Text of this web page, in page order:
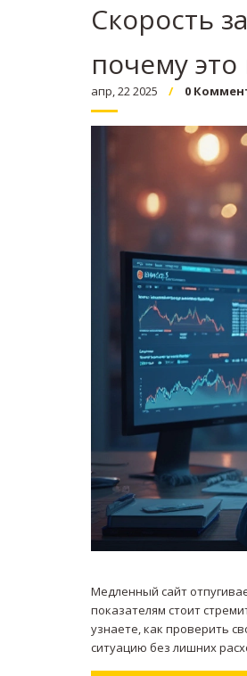
Скорость
почему
апр, 22 2025 0
Медленный сайт
показателям стоит
узнаете, как проверить
ситуацию без лишних